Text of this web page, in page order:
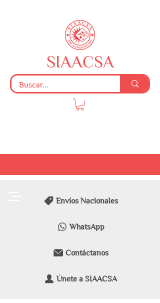
Envíos Nacionales
WhatsApp
Contáctanos
Únete a SIAACSA
SIAACSA